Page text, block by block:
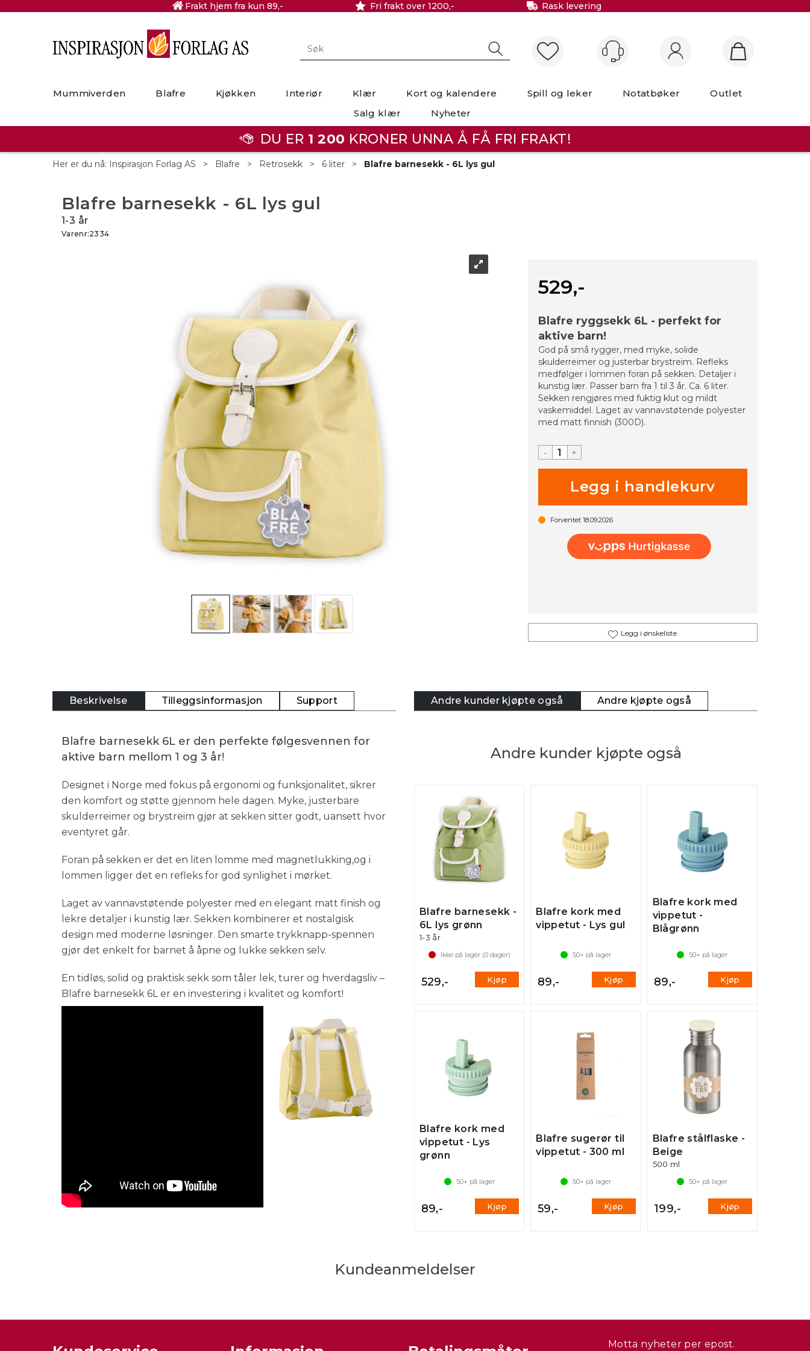
Frakt hjem fra kun 89,- Fri frakt over 1200,- Rask levering
Mummiverden Blafre Kjøkken Interiør Klær Kort og kalendere Spill og leker Notatbøker
Outlet
Salg klær
Nyheter
DU ER 1 200 KRONER UNNA Å FÅ FRI FRAKT!
Her er du nå: Inspirasjon Forlag AS > Blafre > Retrosekk > 6 liter > Blafre barnesekk - 6L lys gul
Blafre barnesekk - 6L lys gul
1-3 år
Varenr:2334
529,-
Blafre ryggsekk 6L - perfekt for
aktive barn!
God på små rygger, med myke, solide
skulderreimer og justerbar brystreim. Refleks
medfølger i lommen foran på sekken. Detaljer i
kunstig lær. Passer barn fra 1 til 3 år. Ca. 6 liter.
Sekken rengjøres med fuktig klut og mildt
vaskemiddel. Laget av vannavstøtende polyester
med matt finnish (300D).
- +
Forventet 18.09.2026
Legg i ønskeliste
Beskrivelse Tilleggsinformasjon Support
Blafre barnesekk 6L er den perfekte følgesvennen for
aktive barn mellom 1 og 3 år!
Designet i Norge med fokus på ergonomi og funksjonalitet, sikrer
den komfort og støtte gjennom hele dagen. Myke, justerbare
skulderreimer og brystreim gjør at sekken sitter godt, uansett hvor
eventyret går.
Foran på sekken er det en liten lomme med magnetlukking,og i
lommen ligger det en refleks for god synlighet i mørket.
Laget av vannavstøtende polyester med en elegant matt finish og
lekre detaljer i kunstig lær. Sekken kombinerer et nostalgisk
design med moderne løsninger. Den smarte trykknapp-spennen
gjør det enkelt for barnet å åpne og lukke sekken selv.
En tidløs, solid og praktisk sekk som tåler lek, turer og hverdagsliv –
Blafre barnesekk 6L er en investering i kvalitet og komfort!
Andre kunder kjøpte også Andre kjøpte også
Andre kunder kjøpte også
Blafre barnesekk -
6L lys grønn
1-3 år
Ikke på lager (0dager)
529,- Kjøp
Blafre kork med
vippetut - Lys gul
50+ på lager
89,- Kjøp
Blafre kork med
vippetut -
Blågrønn
50+ på lager
89,- Kjøp
Blafre kork med
vippetut - Lys
grønn
50+ på lager
89,- Kjøp
Blafre sugerør til
vippetut - 300 ml
50+ på lager
59,- Kjøp
Blafre stålflaske -
Beige
500 ml
50+ på lager
199,- Kjøp
Kundeanmeldelser
Motta nyheter per epost.